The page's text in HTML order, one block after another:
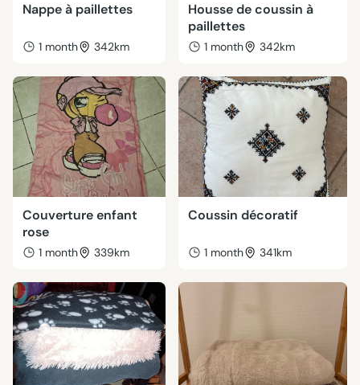
Nappe à paillettes
1 month 342km
Housse de coussin à
paillettes
1 month 342km
Couverture enfant
rose
1 month 339km
Coussin décoratif
1 month 341km